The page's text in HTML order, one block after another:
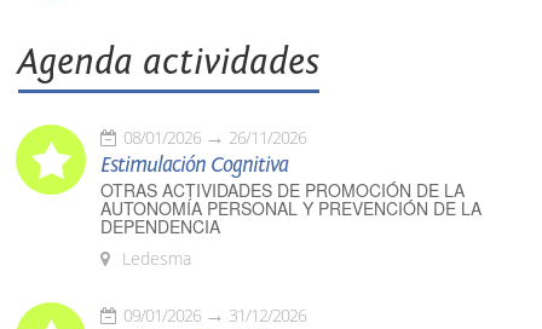
Agenda actividades
08/01/2026 26/11/2026
Estimulación Cognitiva
OTRAS ACTIVIDADES DE PROMOCIÓN DE LA
AUTONOMÍA PERSONAL Y PREVENCIÓN DE LA
DEPENDENCIA
Ledesma
09/01/2026 31/12/2026